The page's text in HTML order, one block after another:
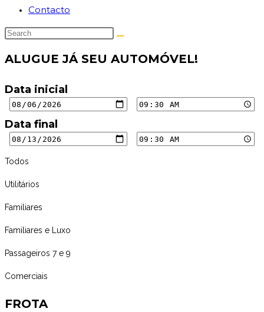
Contacto
ALUGUE JÁ SEU AUTOMÓVEL!
Data inicial
Data final
Todos
Utilitários
Familiares
Familiares e Luxo
Passageiros 7 e 9
Comerciais
FROTA